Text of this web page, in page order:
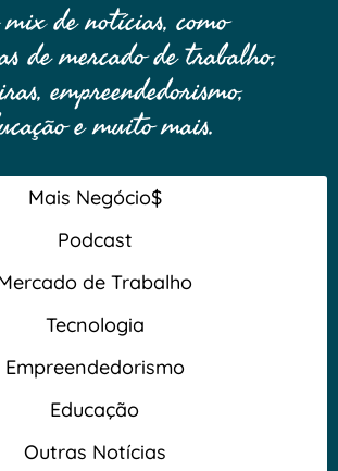
de notícias, como
de mercado de trabalho,
empreendedorismo,
e muito mais.
Mais Negócio$
Podcast
de Trabalho
Tecnologia
Empreendedorismo
Educação
Outras Notícias